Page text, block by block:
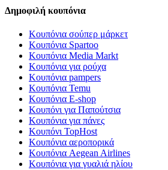
Δημοφιλή κουπόνια
Κουπόνια σούπερ μάρκετ
Κουπόνια Spartoo
Κουπόνια Media Markt
Κουπόνια για ρούχα
Κουπόνια pampers
Κουπόνια Temu
Κουπόνια E-shop
Κουπόνι για Παπούτσια
Κουπόνια για πάνες
Κουπόνι TopHost
Κουπόνια αεροπορικά
Κουπόνια Aegean Airlines
Κουπόνια για γυαλιά ηλίου